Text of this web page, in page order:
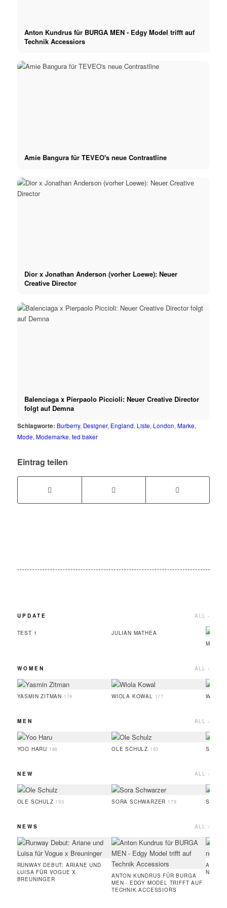
Anton Kundrus für BURGA MEN - Edgy Model trifft auf
Technik Accessiors
Amie Bangura für TEVEO's neue Contrastline
Dior x Jonathan Anderson (vorher Loewe): Neuer
Creative Director
Balenciaga x Pierpaolo Piccioli: Neuer Creative Director
folgt auf Demna
Schlagworte: Burberry, Designer, England, Liste, London, Marke,
Mode, Modemarke, ted baker
Eintrag teilen
UPDATE ALL ›
TEST 1
JULIAN MATHEA
WOMEN ALL ›
YASMIN ZITMAN 174 WIOLA KOWAL 177
MEN ALL ›
YOO HARU 186 OLE SCHULZ 193 SIMON
NEW ALL ›
OLE SCHULZ 193 SORA SCHWARZER 178
NEWS ALL ›
RUNWAY DEBUT: ARIANE UND
LUISA FÜR VOGUE X
BREUNINGER
ANTON KUNDRUS FÜR BURGA
MEN - EDGY MODEL TRIFFT AUF
TECHNIK ACCESSIORS
AMIE
NEUE